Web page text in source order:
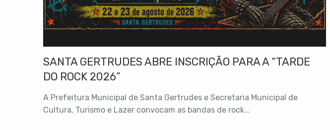
SANTA GERTRUDES ABRE INSCRIÇÃO PARA A “TARDE
DO ROCK 2026”
A Prefeitura Municipal de Santa Gertrudes e Secretaria Municipal de
Cultura, Turismo e Lazer convocam as bandas de rock...